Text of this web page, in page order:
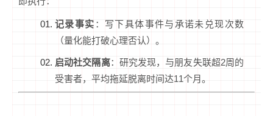
记录事实 ：写下具体事件与承诺未兑现次数
（量化能打破心理否认）。
启动社交隔离：研究发现，与朋友失联超2周的
受害者，平均拖延脱离时间达11个月。